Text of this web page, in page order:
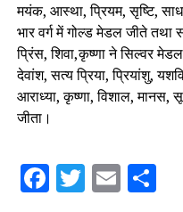
मयंक, आस्था, प्रियम, सृष्टि,
भार वर्ग में गोल्ड मेडल जीते तथा
प्रिंस, शिवा,कृष्णा ने सिल्वर
देवांश, सत्य प्रिया, प्रियांशु,
आराध्या, कृष्णा, विशाल,
जीता।
Facebook
Twitter
Email